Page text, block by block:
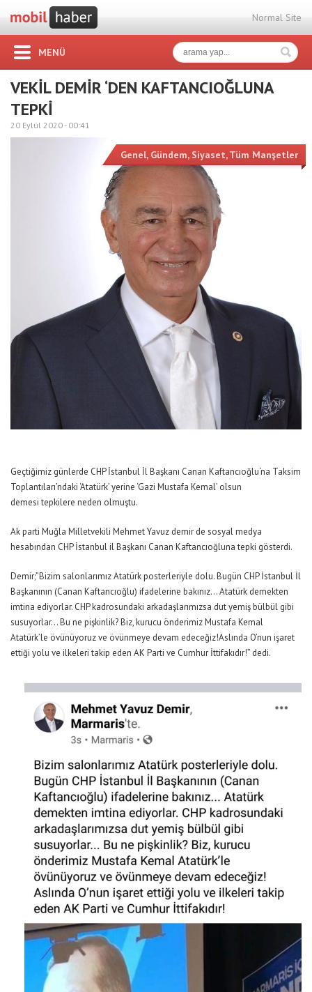
Normal Site
MENÜ
VEKİL DEMİR ‘DEN KAFTANCIOĞLUNA
TEPKİ
20 Eylül 2020 - 00:41
Genel, Gündem, Siyaset,Tüm Manşetler
Geçtiğimiz günlerde CHPİstanbul İl Başkanı Canan Kaftancıoğlu‘na Taksim
Toplantıları’ndaki ‘Atatürk’ yerine ‘Gazi Mustafa Kemal’ olsun
demesi tepkilere neden olmuştu.
Ak parti Muğla Milletvekili Mehmet Yavuz demir de sosyal medya
hesabından CHP İstanbul il Başkanı Canan Kaftancıoğluna tepki gösterdi.
Demir;”Bizim salonlarımız Atatürk posterleriyle dolu. Bugün CHP İstanbul İl
Başkanının (Canan Kaftancıoğlu) ifadelerine bakınız… Atatürk demekten
imtina ediyorlar. CHP kadrosundaki arkadaşlarımızsa dut yemiş bülbül gibi
susuyorlar… Bu ne pişkinlik? Biz, kurucu önderimiz Mustafa Kemal
Atatürk’le övünüyoruz ve övünmeye devam edeceğiz!Aslında O’nun işaret
ettiği yolu ve ilkeleri takip eden AK Parti ve Cumhur İttifakıdır!” dedi.